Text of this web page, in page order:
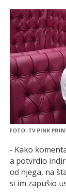
FOTO: TV PINK
- Kako
a potvrdio
od njega, na
si im zapušio